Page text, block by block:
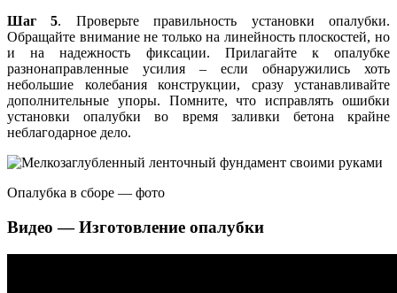
Шаг 5. Проверьте правильность установки опалубки.
Обращайте внимание не только на линейность плоскостей, но
и на надежность фиксации. Прилагайте к опалубке
разнонаправленные усилия – если обнаружились хоть
небольшие колебания конструкции, сразу устанавливайте
дополнительные упоры. Помните, что исправлять ошибки
установки опалубки во время заливки бетона крайне
неблагодарное дело.
Опалубка в сборе — фото
Видео — Изготовление опалубки